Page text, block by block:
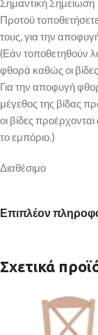
Σημαντική Σημείωση
Προτού
τους, για την
(Εάν τοποθετηθούν
φθορά καθώς οι
Για την αποφυγή
μέγεθος της βίδας
οι βίδες
το εμπόριο.)
Διαθέσιμο
Επιπλέον
Σχετικά